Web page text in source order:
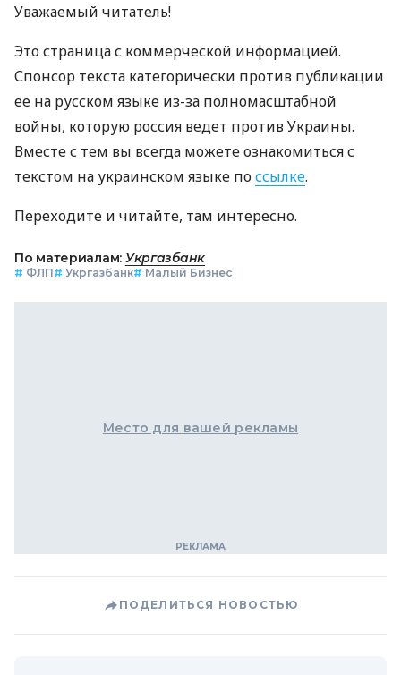
Уважаемый читатель!
Это страница с коммерческой информацией.
Спонсор текста категорически против публикации
ее на русском языке из-за полномасштабной
войны, которую россия ведет против Украины.
Вместе с тем вы всегда можете ознакомиться с
текстом на украинском языке поссылке.
Переходите и читайте, там интересно.
По материалам: Укргазбанк
# ФЛП# Укргазбанк# Малый Бизнес
Место для вашей рекламы
ПОДЕЛИТЬСЯ НОВОСТЬЮ